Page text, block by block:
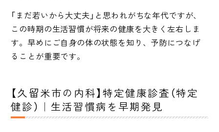
「まだ若いから大丈夫」と思われがちな年代ですが、
この時期の生活習慣が将来の健康を大きく左右しま
す。早めにご自身の体の状態を知り、予防につなげ
ることが重要です。
【久留米市の内科】特定健康診査（特定
健診）｜生活習慣病を早期発見